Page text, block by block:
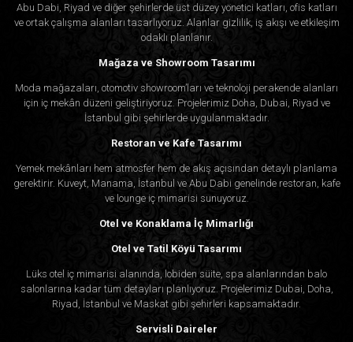
Abu Dabi, Riyad ve diğer şehirlerde üst düzey yönetici katları, ofis katları
ve ortak çalışma alanları tasarlıyoruz. Alanlar gizlilik, iş akışı ve etkileşim
odaklı planlanır.
Mağaza ve Showroom Tasarımı
Moda mağazaları, otomotiv showroom’ları ve teknoloji perakende alanları
için iç mekân düzeni geliştiriyoruz. Projelerimiz Doha, Dubai, Riyad ve
İstanbul gibi şehirlerde uygulanmaktadır.
Restoran ve Kafe Tasarımı
Yemek mekânları hem atmosfer hem de akış açısından detaylı planlama
gerektirir. Kuveyt, Manama, İstanbul ve Abu Dabi genelinde restoran, kafe
ve lounge iç mimarisi sunuyoruz.
Otel ve Konaklama İç Mimarlığı
Otel ve Tatil Köyü Tasarımı
Lüks otel iç mimarisi alanında, lobiden süite, spa alanlarından balo
salonlarına kadar tüm detayları planlıyoruz. Projelerimiz Dubai, Doha,
Riyad, İstanbul ve Maskat gibi şehirleri kapsamaktadır.
Servisli Daireler